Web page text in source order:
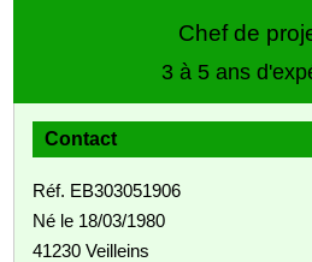
Chef de
3 à 5 ans
Contact
Réf. EB303051906
Né le 18/03/1980
41230 Veilleins